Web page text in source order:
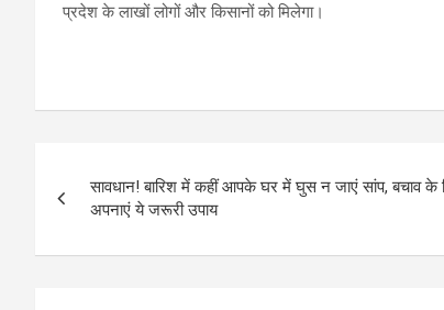
प्रदेश के लाखों लोगों और किसानों को मिलेगा।
navigation
सावधान! बारिश में कहीं आपके घर में घुस न जाएं सांप, बचाव के
अपनाएं ये जरूरी उपाय